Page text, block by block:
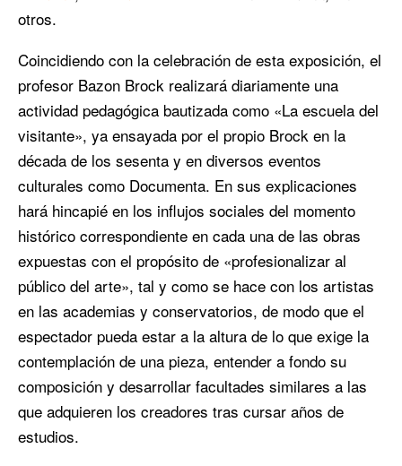
otros.
Coincidiendo con la celebración de esta exposición, el
profesor Bazon Brock realizará diariamente una
actividad pedagógica bautizada como «La escuela del
visitante», ya ensayada por el propio Brock en la
década de los sesenta y en diversos eventos
culturales como Documenta. En sus explicaciones
hará hincapié en los influjos sociales del momento
histórico correspondiente en cada una de las obras
expuestas con el propósito de «profesionalizar al
público del arte», tal y como se hace con los artistas
en las academias y conservatorios, de modo que el
espectador pueda estar a la altura de lo que exige la
contemplación de una pieza, entender a fondo su
composición y desarrollar facultades similares a las
que adquieren los creadores tras cursar años de
estudios.